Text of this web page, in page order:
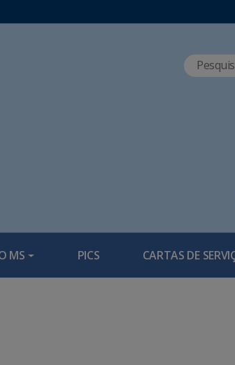
MS PICS CARTAS DE